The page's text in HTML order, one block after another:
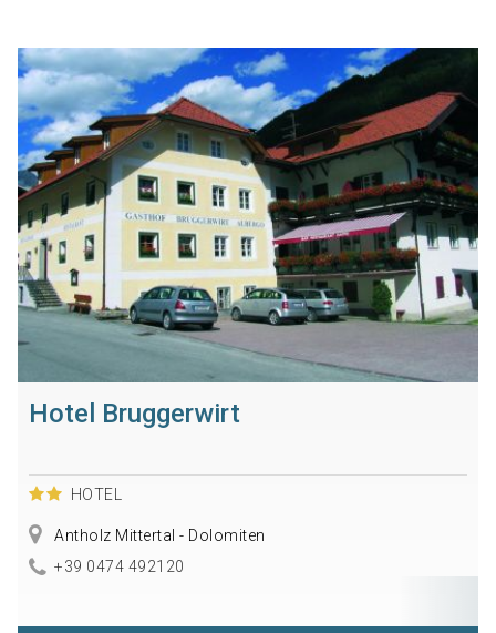
Hotel Bruggerwirt
HOTEL
Antholz Mittertal - Dolomiten
+39 0474 492120